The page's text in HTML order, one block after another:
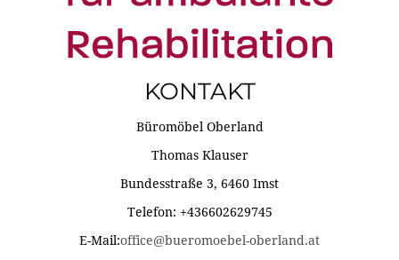
KONTAKT
Büromöbel Oberland
Thomas Klauser
Bundesstraße 3, 6460 Imst
Telefon: +436602629745
E-Mail:office@bueromoebel-oberland.at